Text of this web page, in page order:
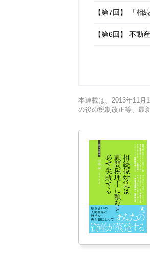
【第7回】 「相
【第6回】 不動
本連載は、2013年11月
の後の税制改正等、最